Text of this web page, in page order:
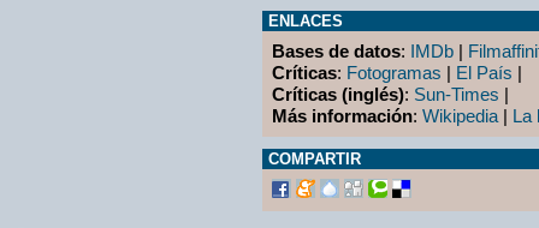
ENLACES
Bases de datos: IMDb |
Críticas: Fotogramas | El País |
Críticas (inglés): Sun-Times |
Más información: Wikipedia | La
COMPARTIR